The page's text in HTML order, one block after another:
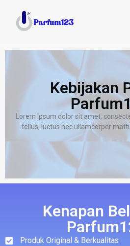
Kebijakan
Lorem ipsum dolor sit amet,
tellus, luctus nec ullamcorper
Kenapan
Produk Original & Berkualitas